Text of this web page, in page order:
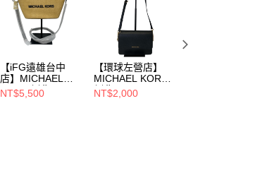
【iFG遠雄台中
店】MICHAEL
KORS/側背
包//35S6STAT8W
NT$5,500
【環球左營店】
MICHAEL KORS/
側背
包//32S0GDDC3L
NT$2,000